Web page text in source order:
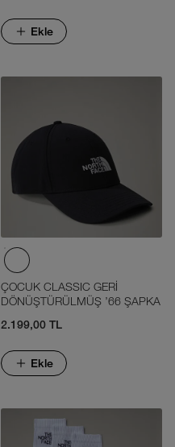
Ekle
ÇOCUK CLASSIC GERİ
DÖNÜŞTÜRÜLMÜŞ '66 ŞAPKA
2.199,00 TL
Ekle